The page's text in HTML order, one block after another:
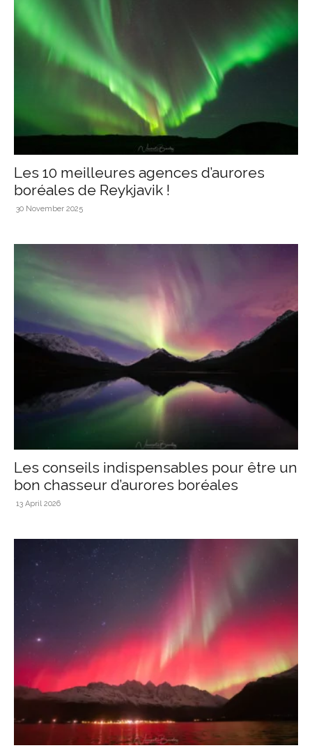
Les 10 meilleures agences d’aurores
boréales de Reykjavik !
30 November 2025
Les conseils indispensables pour être un
bon chasseur d’aurores boréales
13 April 2026